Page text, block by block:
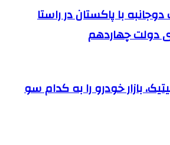
با پاکستان در راستا
دولت چهاردهم
بازار خودرو را به کدام سو